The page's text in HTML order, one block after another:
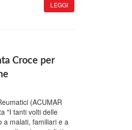
LEGGI
Croce per
(ACUMAR
"I tanti volti delle
a malati, familiari e a